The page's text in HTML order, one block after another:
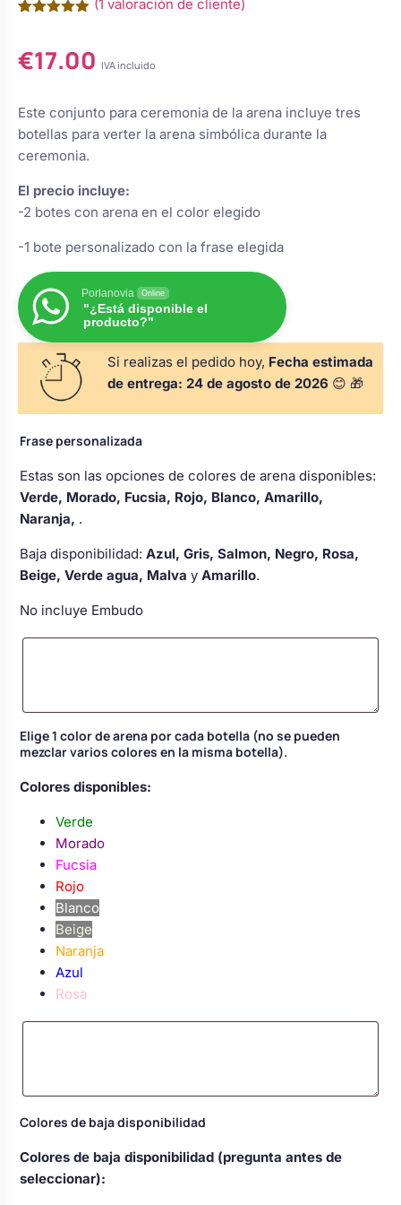
porta alianzas
de boda
y pala tarta
damas de honor
bebé boda
floral coche
Perchas de comunión
Detalles de comunión para invitados
Ver todo
Otros regalos
de 5 en
base a
cliente
(1 valoración de cliente)
€17.00 IVA incluido
Este conjunto para ceremonia de la arena incluye tres
botellas para verter la arena simbólica durante la
ceremonia.
El precio incluye:
-2 botes con arena en el color elegido
-1 bote personalizado con la frase elegida
Porlanovia Online
"¿Está disponible el
producto?"
Si realizas el pedido hoy, Fecha estimada
de entrega: 24 de agosto de 2026 😊 🎁
Frase personalizada
Estas son las opciones de colores de arena disponibles:
Verde, Morado, Fucsia, Rojo, Blanco, Amarillo,
Naranja, .
Baja disponibilidad: Azul, Gris, Salmon, Negro, Rosa,
Beige, Verde agua, Malva y Amarillo.
No incluye Embudo
Elige 1 color de arena por cada botella (no se pueden
mezclar varios colores en la misma botella).
Colores disponibles:
Verde
Morado
Fucsia
Rojo
Blanco
Beige
Naranja
Azul
Rosa
Colores de baja disponibilidad
Colores de baja disponibilidad (pregunta antes de
seleccionar):